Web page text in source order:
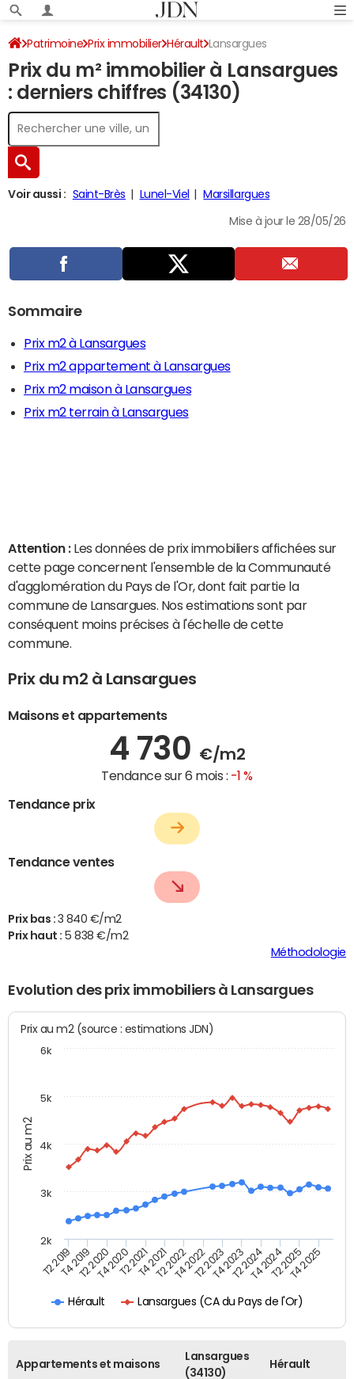
Patrimoine Prix immobilier Hérault Lansargues
Prix du m² immobilier à Lansargues
: derniers chiffres (34130)
Voir aussi : Saint-Brès Lunel-Viel Marsillargues
Mise à jour le 28/05/26
Sommaire
Prix m2 à Lansargues
Prix m2 appartement à Lansargues
Prix m2 maison à Lansargues
Prix m2 terrain à Lansargues
Attention : Les données de prix immobiliers affichées sur
cette page concernent l'ensemble de la Communauté
d'agglomération du Pays de l'Or, dont fait partie la
commune de Lansargues. Nos estimations sont par
conséquent moins précises à l'échelle de cette
commune.
Prix du m2 à Lansargues
Maisons et appartements
4 730 €/m2
Tendance sur 6 mois : -1 %
Tendance prix
Tendance ventes
Prix bas : 3 840 €/m2
Prix haut : 5 838 €/m2
Méthodologie
Evolution des prix immobiliers à Lansargues
Prix au m2
Prix au m2 (source : estimations JDN)
Hérault Lansargues (CA du Pays de l'Or)
T2 2019T4 2019T2 2020T4 2020T2 2021T4 2021T2 2022T4 2022T2 2023T4 2023T2 2024T4 2024T2 2025T4 2025
2k
3k
4k
5k
6k
Appartements et maisons
Lansargues
(34130)
Hérault